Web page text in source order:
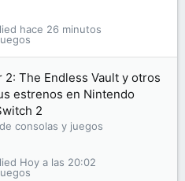
hace 26 minutos
2: The Endless Vault y otros
estrenos en Nintendo
2
consolas y juegos
Hoy a las 20:02